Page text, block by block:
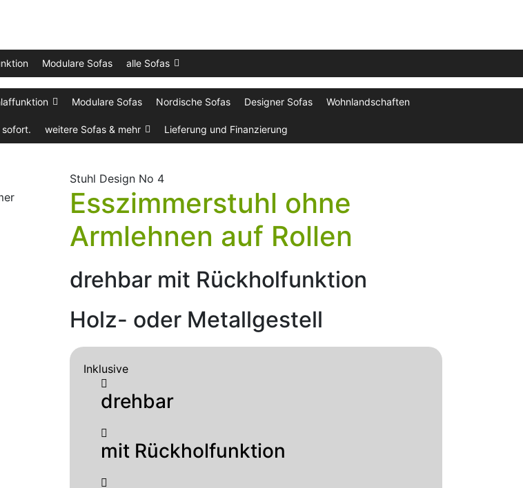
Modulare Sofas alle Sofas
Modulare Sofas Nordische Sofas Designer Sofas Wohnlandschaften
weitere Sofas & mehr Lieferung und Finanzierung
Stuhl Design No 4
Esszimmerstuhl ohne
Armlehnen auf Rollen
drehbar mit Rückholfunktion
Holz- oder Metallgestell
Inklusive
drehbar
mit Rückholfunktion